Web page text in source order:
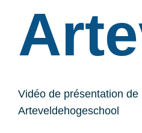
Vidéo de présentation de
Arteveldehogeschool